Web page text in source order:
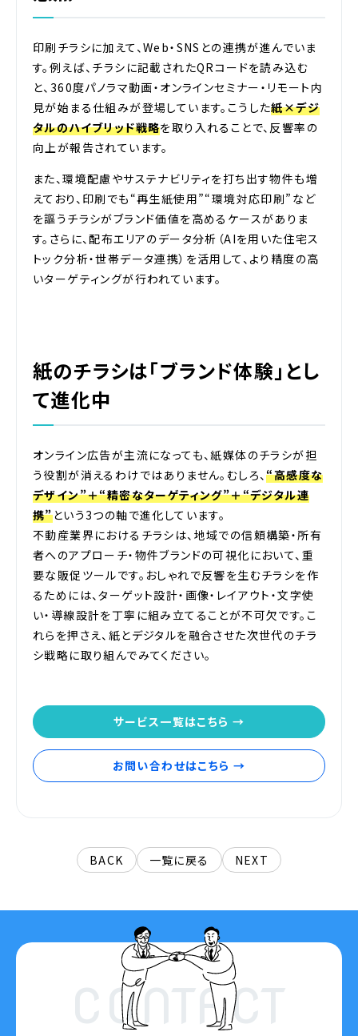
印刷チラシに加えて、Web・SNSとの連携が進んでいま
す。例えば、チラシに記載されたQRコードを読み込む
と、360度パノラマ動画・オンラインセミナー・リモート内
見が始まる仕組みが登場しています。こうした紙×デジ
タルのハイブリッド戦略を取り入れることで、反響率の
向上が報告されています。
また、環境配慮やサステナビリティを打ち出す物件も増
えており、印刷でも“再生紙使用”“環境対応印刷”など
を謳うチラシがブランド価値を高めるケースがありま
す。さらに、配布エリアのデータ分析（AIを用いた住宅ス
トック分析・世帯データ連携）を活用して、より精度の高
いターゲティングが行われています。
紙のチラシは「ブランド体験」とし
て進化中
オンライン広告が主流になっても、紙媒体のチラシが担
う役割が消えるわけではありません。むしろ、“高感度な
デザイン”＋“精密なターゲティング”＋“デジタル連
携”という3つの軸で進化しています。
不動産業界におけるチラシは、地域での信頼構築・所有
者へのアプローチ・物件ブランドの可視化において、重
要な販促ツールです。おしゃれで反響を生むチラシを作
るためには、ターゲット設計・画像・レイアウト・文字使
い・導線設計を丁寧に組み立てることが不可欠です。こ
れらを押さえ、紙とデジタルを融合させた次世代のチラ
シ戦略に取り組んでみてください。
サービス一覧はこちら →
お問い合わせはこちら →
BACK 一覧に戻る NEXT
CONTACT